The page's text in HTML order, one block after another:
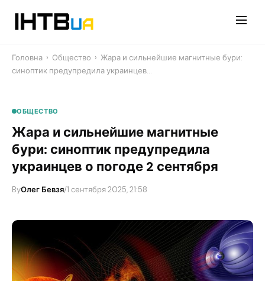
Головна › Общество › Жара и сильнейшие магнитные бури:
синоптик предупредила украинцев…
ОБЩЕСТВО
Жара и сильнейшие магнитные
бури: синоптик предупредила
украинцев о погоде 2 сентября
ByОлег Бевзя/1 сентября 2025, 21:58